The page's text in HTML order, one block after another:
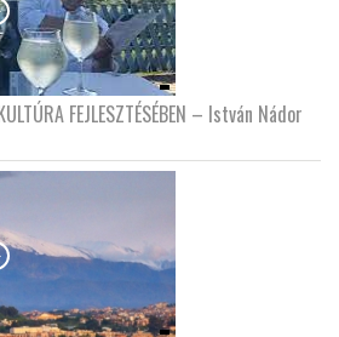
FEJLESZTÉSÉBEN – István Nádor